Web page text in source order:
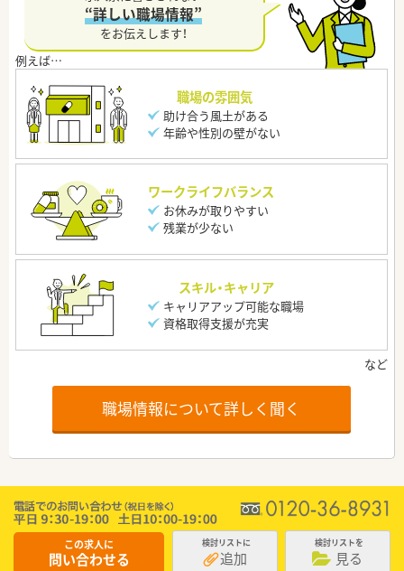
“詳しい職場情報”
をお伝えします！
職場の雰囲気
助け合う風土がある
年齢や性別の壁がない
ワークライフバランス
お休みが取りやすい
残業が少ない
スキル・キャリア
キャリアアップ可能な職場
資格取得支援が充実
職場情報について詳しく聞く
この求人に
問い合わせる
検討リストに
追加
検討リストを
見る